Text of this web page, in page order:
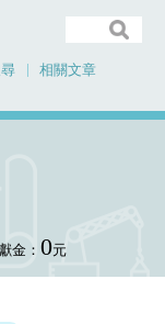
相關文章
金： 0元